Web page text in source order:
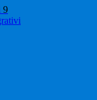
9